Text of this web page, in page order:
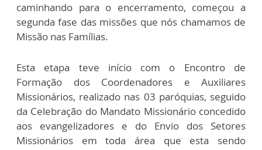
caminhando para o encerramento, começou a
segunda fase das missões que nós chamamos de
Missão nas Famílias.
Esta etapa teve início com o Encontro de
Formação dos Coordenadores e Auxiliares
Missionários, realizado nas 03 paróquias, seguido
da Celebração do Mandato Missionário concedido
aos evangelizadores e do Envio dos Setores
Missionários em toda área que esta sendo